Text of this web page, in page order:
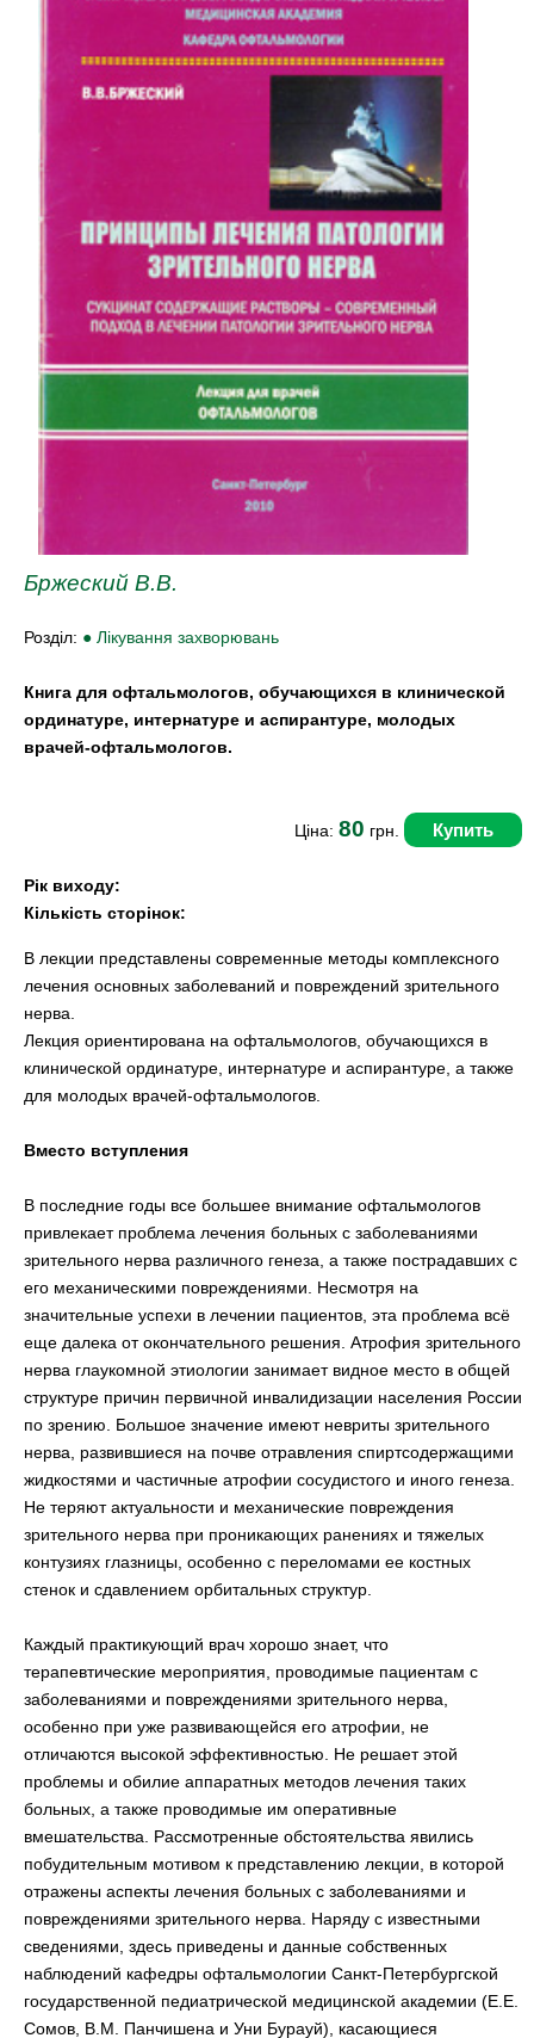
Бржеский В.В.
Розділ: ● Лікування захворювань
Книга для офтальмологов, обучающихся в клинической
ординатуре, интернатуре и аспирантуре, молодых
врачей-офтальмологов.
Ціна: 80 грн. Купить
Рік виходу:
Кількість сторінок:
В лекции представлены современные методы комплексного
лечения основных заболеваний и повреждений зрительного
нерва.
Лекция ориентирована на офтальмологов, обучающихся в
клинической ординатуре, интернатуре и аспирантуре, а также
для молодых врачей-офтальмологов.
Вместо вступления
В последние годы все большее внимание офтальмологов
привлекает проблема лечения больных с заболеваниями
зрительного нерва различного генеза, а также пострадавших с
его механическими повреждениями. Несмотря на
значительные успехи в лечении пациентов, эта проблема всё
еще далека от окончательного решения. Атрофия зрительного
нерва глаукомной этиологии занимает видное место в общей
структуре причин первичной инвалидизации населения России
по зрению. Большое значение имеют невриты зрительного
нерва, развившиеся на почве отравления спиртсодержащими
жидкостями и частичные атрофии сосудистого и иного генеза.
Не теряют актуальности и механические повреждения
зрительного нерва при проникающих ранениях и тяжелых
контузиях глазницы, особенно с переломами ее костных
стенок и сдавлением орбитальных структур.
Каждый практикующий врач хорошо знает, что
терапевтические мероприятия, проводимые пациентам с
заболеваниями и повреждениями зрительного нерва,
особенно при уже развивающейся его атрофии, не
отличаются высокой эффективностью. Не решает этой
проблемы и обилие аппаратных методов лечения таких
больных, а также проводимые им оперативные
вмешательства. Рассмотренные обстоятельства явились
побудительным мотивом к представлению лекции, в которой
отражены аспекты лечения больных с заболеваниями и
повреждениями зрительного нерва. Наряду с известными
сведениями, здесь приведены и данные собственных
наблюдений кафедры офтальмологии Санкт-Петербургской
государственной педиатрической медицинской академии (Е.Е.
Сомов, В.М. Панчишена и Уни Бурауй), касающиеся